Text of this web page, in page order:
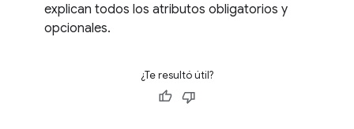
explican todos los atributos obligatorios y
opcionales.
¿Te resultó útil?